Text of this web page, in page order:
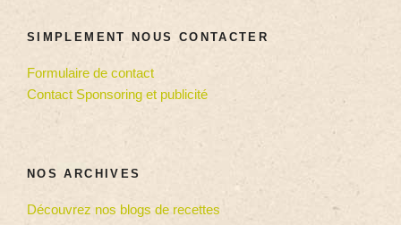
SIMPLEMENT NOUS CONTACTER
Formulaire de contact
Contact Sponsoring et publicité
NOS ARCHIVES
Découvrez nos blogs de recettes